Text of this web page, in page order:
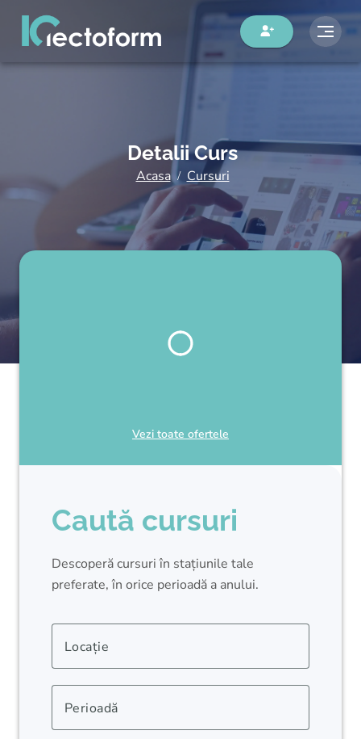
Detalii Curs
Acasa Cursuri
Vezi toate ofertele
Caută cursuri
Descoperă cursuri în stațiunile tale
preferate, în orice perioadă a anului.
Locație
Perioadă